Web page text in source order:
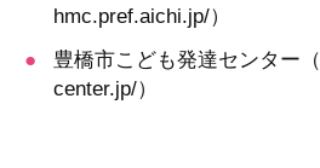
hmc.pref.aichi.jp/）
豊橋市こども発達センター（
center.jp/）